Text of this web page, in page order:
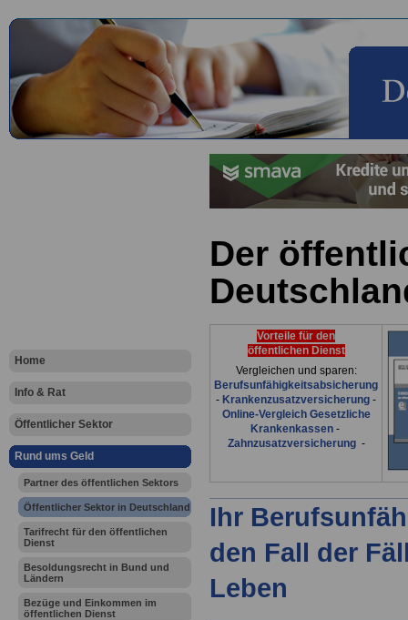
Home
Info & Rat
Öffentlicher Sektor
Rund ums Geld
Partner des öffentlichen Sektors
Öffentlicher Sektor in Deutschland
Tarifrecht für den öffentlichen
Dienst
Besoldungsrecht in Bund und
Ländern
Bezüge und Einkommen im
öffentlichen Dienst
Der
Vorteile für den
öffentlichen Dienst
Vergleichen und sparen:
Berufsunfähigkeitsabsicherung
- Krankenzusatzversicherung -
Online-Vergleich Gesetzliche
Krankenkassen-
Zahnzusatzversicherung-
Ihr
den Fall der
Leben